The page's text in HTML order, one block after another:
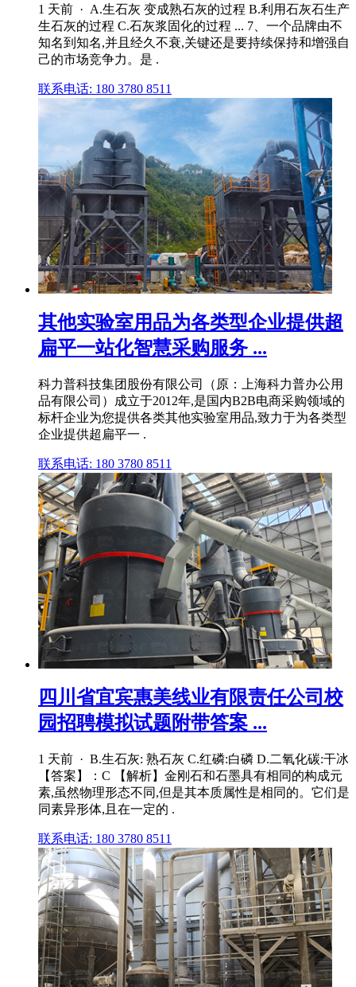
1 天前 · A.生石灰 变成熟石灰的过程 B.利用石灰石生产
生石灰的过程 C.石灰浆固化的过程 ... 7、一个品牌由不
知名到知名,并且经久不衰,关键还是要持续保持和增强自
己的市场竞争力。是 .
联系电话: 180 3780 8511
其他实验室用品为各类型企业提供超
扁平一站化智慧采购服务 ...
科力普科技集团股份有限公司（原：上海科力普办公用
品有限公司）成立于2012年,是国内B2B电商采购领域的
标杆企业为您提供各类其他实验室用品,致力于为各类型
企业提供超扁平一 .
联系电话: 180 3780 8511
四川省宜宾惠美线业有限责任公司校
园招聘模拟试题附带答案 ...
1 天前 · B.生石灰: 熟石灰 C.红磷:白磷 D.二氧化碳:干冰
【答案】：C 【解析】金刚石和石墨具有相同的构成元
素,虽然物理形态不同,但是其本质属性是相同的。它们是
同素异形体,且在一定的 .
联系电话: 180 3780 8511